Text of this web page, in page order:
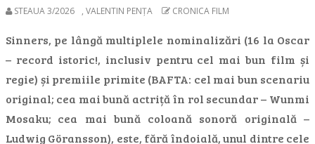
STEAUA 3/2026 , VALENTIN PENȚA CRONICA FILM
Sinners, pe lângă multiplele nominalizări (16 la Oscar
– record istoric!, inclusiv pentru cel mai bun film și
regie) și premiile primite (BAFTA: cel mai bun scenariu
original; cea mai bună actriță în rol secundar – Wunmi
Mosaku; cea mai bună coloană sonoră originală –
Ludwig Göransson), este, fără îndoială, unul dintre cele